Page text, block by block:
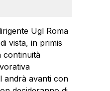
Ugl Roma
vista, in primis
continuità
andrà avanti con